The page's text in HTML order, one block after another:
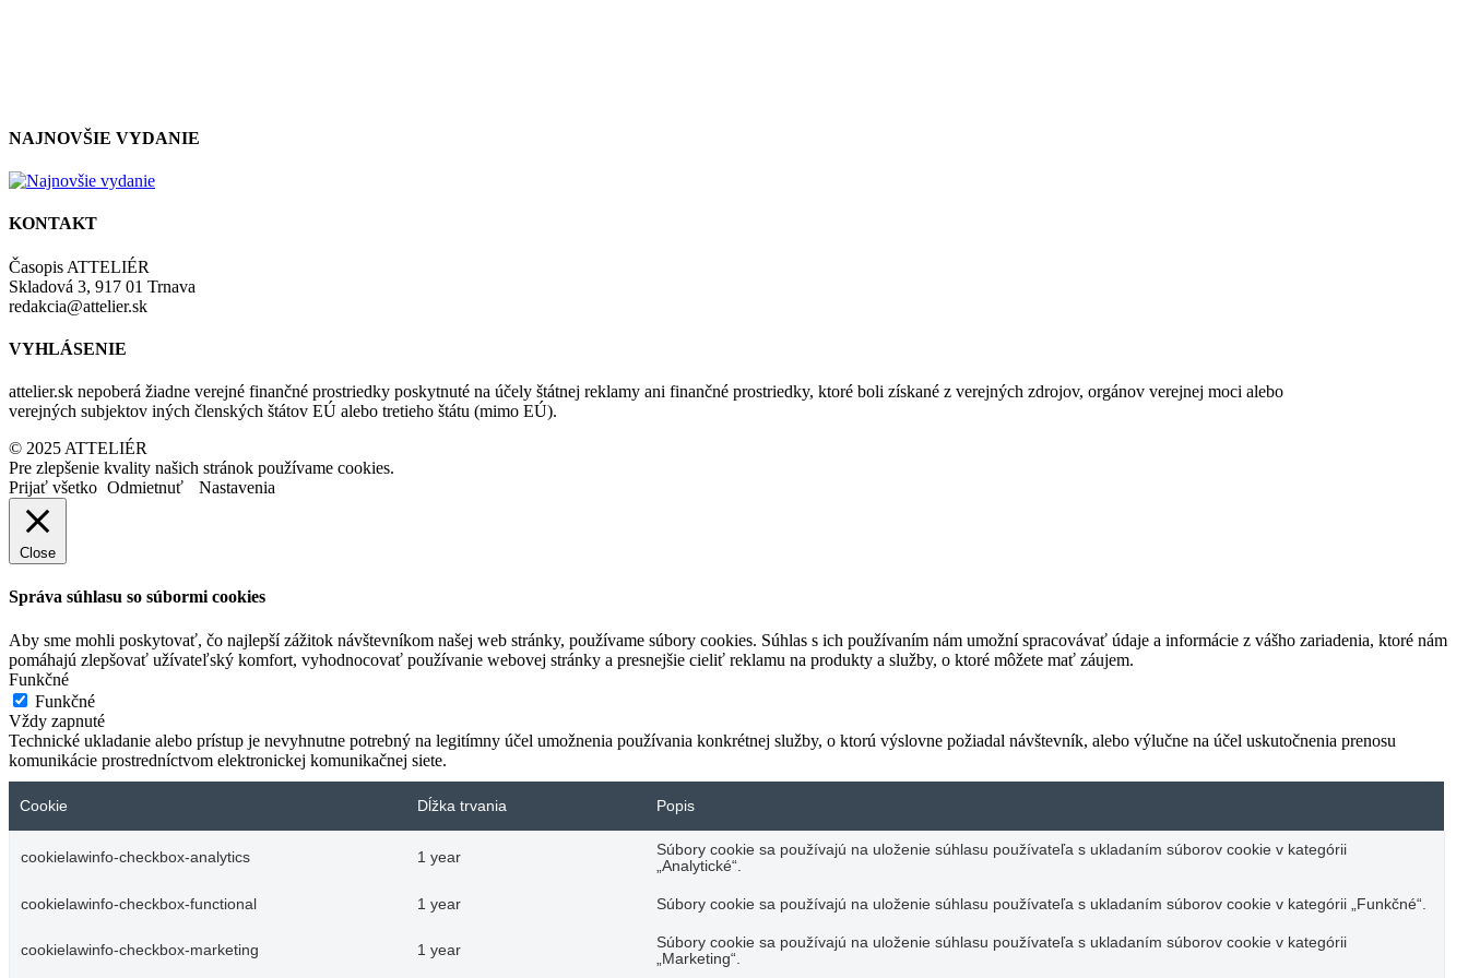
NAJNOVŠIE VYDANIE
KONTAKT
Časopis ATTELIÉR
Skladová 3, 917 01 Trnava
redakcia@attelier.sk
VYHLÁSENIE
attelier.sk nepoberá žiadne verejné finančné prostriedky poskytnuté na účely štátnej reklamy ani finančné prostriedky, ktoré boli získané z verejných zdrojov, orgánov verejnej moci alebo
verejných subjektov iných členských štátov EÚ alebo tretieho štátu (mimo EÚ).
© 2025 ATTELIÉR
Pre zlepšenie kvality našich stránok používame cookies.
Prijať všetko Odmietnuť Nastavenia
Close
Správa súhlasu so súbormi cookies
Aby sme mohli poskytovať, čo najlepší zážitok návštevníkom našej web stránky, používame súbory cookies. Súhlas s ich používaním nám umožní spracovávať údaje a informácie z vášho zariadenia, ktoré nám
pomáhajú zlepšovať užívateľský komfort, vyhodnocovať používanie webovej stránky a presnejšie cieliť reklamu na produkty a služby, o ktoré môžete mať záujem.
Funkčné
Funkčné
Vždy zapnuté
Technické ukladanie alebo prístup je nevyhnutne potrebný na legitímny účel umožnenia používania konkrétnej služby, o ktorú výslovne požiadal návštevník, alebo výlučne na účel uskutočnenia prenosu
komunikácie prostredníctvom elektronickej komunikačnej siete.
Cookie Dĺžka trvania Popis
cookielawinfo-checkbox-analytics 1 year
Súbory cookie sa používajú na uloženie súhlasu používateľa s ukladaním súborov cookie v kategórii
„Analytické“.
cookielawinfo-checkbox-functional 1 year Súbory cookie sa používajú na uloženie súhlasu používateľa s ukladaním súborov cookie v kategórii „Funkčné“.
cookielawinfo-checkbox-marketing 1 year
Súbory cookie sa používajú na uloženie súhlasu používateľa s ukladaním súborov cookie v kategórii
„Marketing“.